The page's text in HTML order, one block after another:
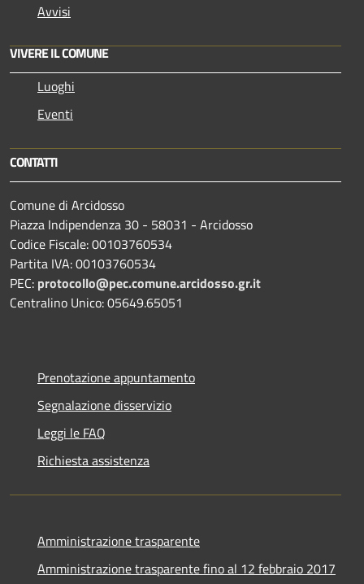
Avvisi
VIVERE IL COMUNE
Luoghi
Eventi
CONTATTI
Comune di Arcidosso
Piazza Indipendenza 30 - 58031 - Arcidosso
Codice Fiscale: 00103760534
Partita IVA: 00103760534
PEC: protocollo@pec.comune.arcidosso.gr.it
Centralino Unico: 05649.65051
Prenotazione appuntamento
Segnalazione disservizio
Leggi le FAQ
Richiesta assistenza
Amministrazione trasparente
Amministrazione trasparente fino al 12 febbraio 2017